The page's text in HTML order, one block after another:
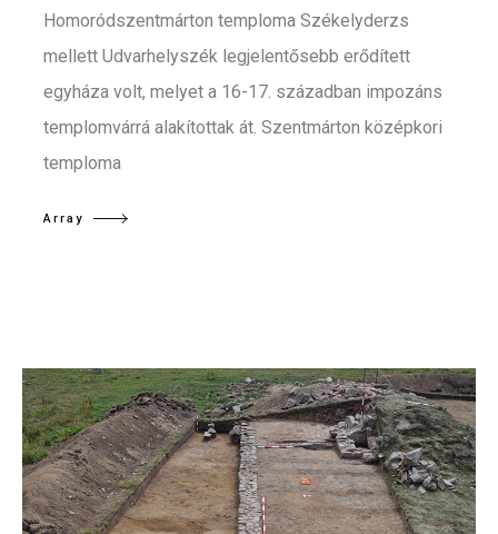
Homoródszentmárton temploma Székelyderzs
mellett Udvarhelyszék legjelentősebb erődített
egyháza volt, melyet a 16-17. században impozáns
templomvárrá alakítottak át. Szentmárton középkori
temploma
Array